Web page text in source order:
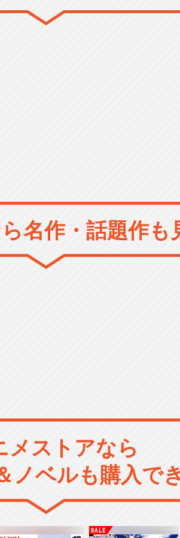
名作・話題作も
メストアなら
ノベルも購入で